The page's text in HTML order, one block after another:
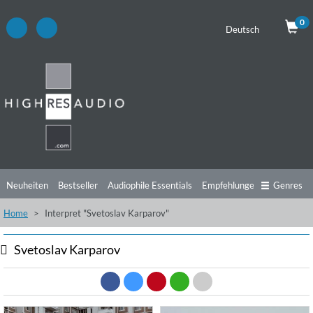
Deutsch
0
Neuheiten Bestseller Audiophile Essentials Empfehlungen
Hörtipps Top Alben Angebote Preorder
Videos
Genres
Home Interpret "Svetoslav Karparov"
Svetoslav Karparov